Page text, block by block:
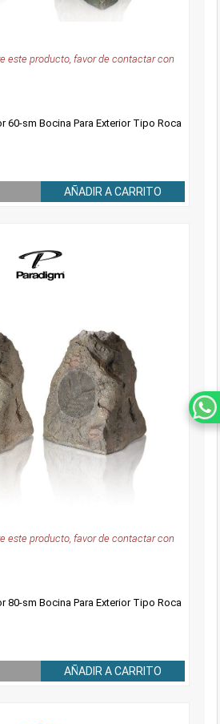
este producto, favor de contactar con
60-sm Bocina Para Exterior Tipo Roca
AÑADIR A CARRITO
este producto, favor de contactar con
80-sm Bocina Para Exterior Tipo Roca
AÑADIR A CARRITO